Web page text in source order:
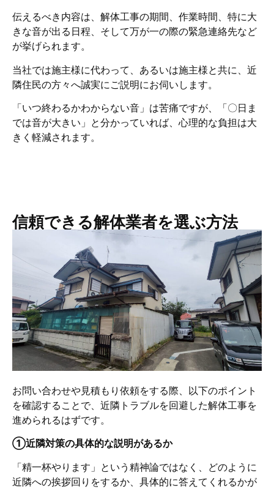
伝えるべき内容は、解体工事の期間、作業時間、特に大
きな音が出る日程、そして万が一の際の緊急連絡先など
が挙げられます。
当社では施主様に代わって、あるいは施主様と共に、近
隣住民の方々へ誠実にご説明にお伺いします。
「いつ終わるかわからない音」は苦痛ですが、「〇日ま
では音が大きい」と分かっていれば、心理的な負担は大
きく軽減されます。
信頼できる解体業者を選ぶ方法
お問い合わせや見積もり依頼をする際、以下のポイント
を確認することで、近隣トラブルを回避した解体工事を
進められるはずです。
①近隣対策の具体的な説明があるか
「精一杯やります」という精神論ではなく、どのように
近隣への挨拶回りをするか、具体的に答えてくれるかが